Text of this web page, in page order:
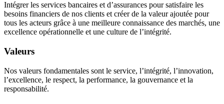
Intégrer les services bancaires et d’assurances pour satisfaire les
besoins financiers de nos clients et créer de la valeur ajoutée pour
tous les acteurs grâce à une meilleure connaissance des marchés, une
excellence opérationnelle et une culture de l’intégrité.
Valeurs
Nos valeurs fondamentales sont le service, l’intégrité, l’innovation,
l’excellence, le respect, la performance, la gouvernance et la
responsabilité.